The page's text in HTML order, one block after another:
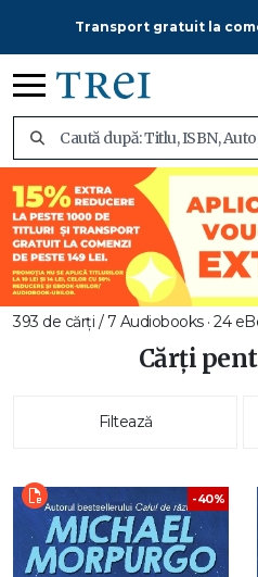
Transport gratuit la
393 de cărți / 7 Audiobooks · 24
Cărți
Filtează
-40%